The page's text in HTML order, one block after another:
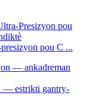
pou C ...
— estrikti gantry-